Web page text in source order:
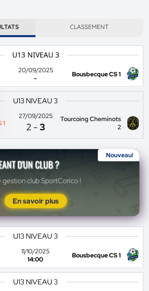
CLASSEMENT
U13 NIVEAU 3
20/09/2025
-
Bousbecque CS 1
U13 NIVEAU 3
1
27/09/2025
2 -3
Tourcoing Cheminots
2
Nouveau!
D'UN CLUB ?
gestion club SportCorico !
En savoir plus
U13 NIVEAU 3
11/10/2025
14:00
Bousbecque CS 1
U13 NIVEAU 3